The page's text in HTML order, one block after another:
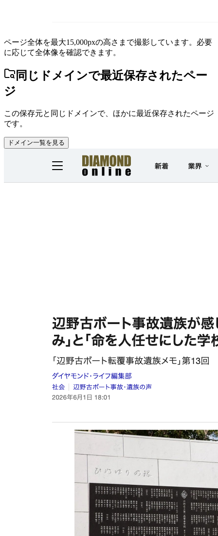
ページ全体を最大15,000pxの高さまで撮影しています。必要
に応じて全体像を確認できます。
同じドメインで最近保存されたペー
ジ
この保存元と同じドメインで、ほかに最近保存されたページ
です。
ドメイン一覧を見る